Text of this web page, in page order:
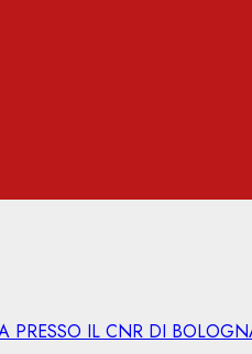
PRESSO IL CNR DI